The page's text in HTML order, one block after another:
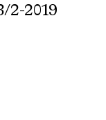
2-2019